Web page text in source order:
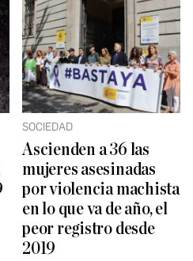
SOCIEDAD
Ascienden a 36 las
mujeres asesinadas
por violencia machista
en lo que va de año, el
peor registro desde
2019